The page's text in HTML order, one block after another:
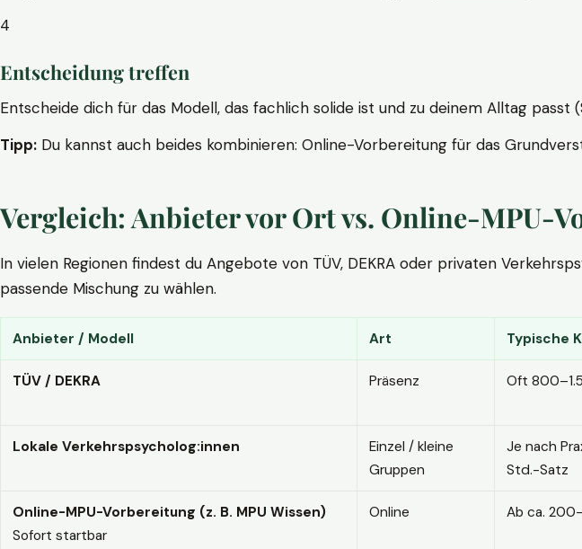
4
Entscheidung treffen
Entscheide dich für das Modell, das fachlich solide ist und zu deinem Alltag passt
Tipp: Du kannst auch beides kombinieren: Online-Vorbereitung für das
Vergleich: Anbieter vor Ort vs. Online-MPU-
In vielen Regionen findest du Angebote von TÜV, DEKRA oder privaten
passende Mischung zu wählen.
Anbieter / Modell Art Typische
TÜV / DEKRA Präsenz Oft
Lokale Verkehrspsycholog:innen
Einzel / kleine
Gruppen
Je nach
Std.-Satz
Online-MPU-Vorbereitung (z. B. MPU Wissen)
Sofort startbar
Online Ab ca.